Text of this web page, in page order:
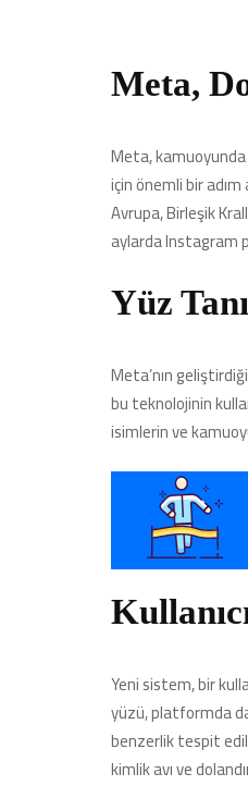
Meta,
Meta, kamuoyunda
için önemli bir
Avrupa, Birleşik
aylarda Instagram
Yüz
Meta’nın
bu teknolojinin
isimlerin ve
Yeni sistem, bir
yüzü, platformda
benzerlik tespit
kimlik avı ve